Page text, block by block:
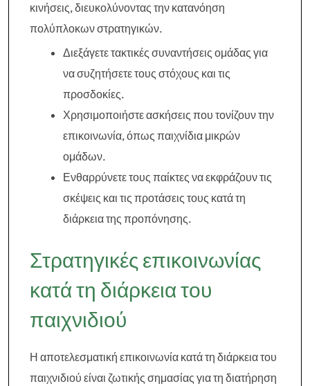
κινήσεις, διευκολύνοντας την κατανόηση
πολύπλοκων στρατηγικών.
Διεξάγετε τακτικές συναντήσεις ομάδας για
να συζητήσετε τους στόχους και τις
προσδοκίες.
Χρησιμοποιήστε ασκήσεις που τονίζουν την
επικοινωνία, όπως παιχνίδια μικρών
ομάδων.
Ενθαρρύνετε τους παίκτες να εκφράζουν τις
σκέψεις και τις προτάσεις τους κατά τη
διάρκεια της προπόνησης.
Στρατηγικές επικοινωνίας
κατά τη διάρκεια του
παιχνιδιού
Η αποτελεσματική επικοινωνία κατά τη διάρκεια του
παιχνιδιού είναι ζωτικής σημασίας για τη διατήρηση